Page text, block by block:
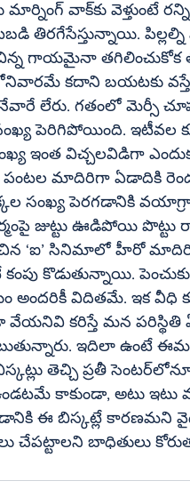
పరుగెత్తిస్తున్నాయి. పోనీ
గాయమైనా తగిలించుకోక
కదాని బయటకు
లేరు. గతంలో మెర్సీ
పెరిగిపోయింది. ఇటీవల
ఇంత విచ్చలవిడిగా
సంఖ్య పెరగడానికి వయాగ్రా
జుట్టు ఊడిపోయి పొట్టు రాలుతోంది.
‘ఐ’ సినిమాలో హీరో
కొడుతున్నాయి. పెంచుకున్న
విదితమే. ఇక వీధి
ఇదిలా ఉంటే
వాటికి మేపుతున్నారు.  వీరు వచ్చేవరకు భైరవులు
కాకుండా, అటు ఇటు
ఈ బిస్కట్లే కారణమని
చేపట్టాలని బాధితులు